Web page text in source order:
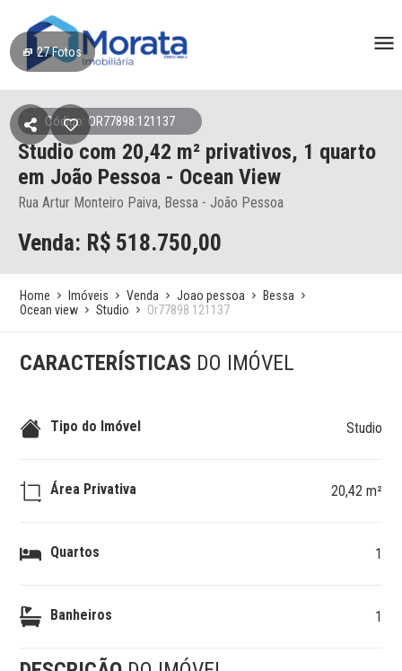
27Fotos
Código: OR77898:121137
Studio com 20,42 m² privativos, 1 quarto
em João Pessoa - Ocean View
Rua Artur Monteiro Paiva, Bessa - João Pessoa
Venda: R$ 518.750,00
Home Imóveis Venda Joao pessoa
Bessa
Ocean view
Studio Or77898 121137
CARACTERÍSTICAS DO IMÓVEL
Tipo do Imóvel Studio
Área Privativa 20,42 m²
Quartos 1
Banheiros 1